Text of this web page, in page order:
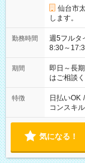
仙台市
します。
勤務時間
週5フルタイムがメイ
8:30～
その他に
ご希望を
期間
即日～長
はご相談
特徴 日払いOK /
コンスキ
気になる！